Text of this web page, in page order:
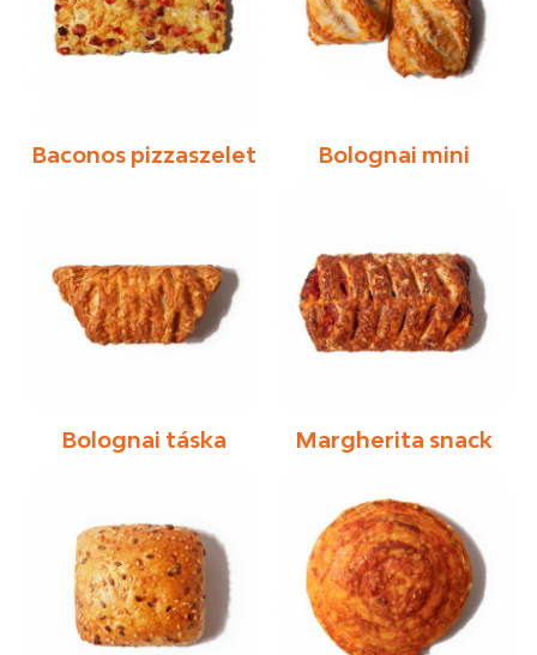
Baconos pizzaszelet Bolognai mini
Bolognai táska Margherita snack